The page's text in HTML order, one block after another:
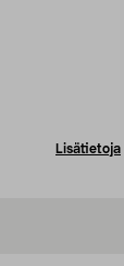
Lisätietoja